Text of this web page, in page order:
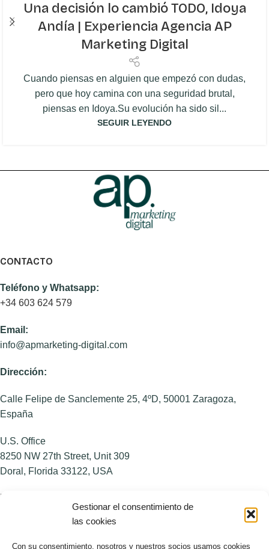
Gestionar el consentimiento de
las cookies
Con su consentimiento, nosotros y nuestros socios usamos cookies
Una decisión lo cambió TODO, Idoya
Andía | Experiencia Agencia AP
Marketing Digital
Cuando piensas en alguien que empezó con dudas,
pero que hoy camina con una seguridad brutal,
piensas en Idoya.Su evolución ha sido sil...
SEGUIR LEYENDO
CONTACTO
Teléfono y Whatsapp:
+34 603 624 579
Email:
info@apmarketing-digital.com
Dirección:
Calle Felipe de Sanclemente 25, 4ºD, 50001 Zaragoza,
España
U.S. Office
8250 NW 27th Street, Unit 309
Doral, Florida 33122, USA
NOSOTROS